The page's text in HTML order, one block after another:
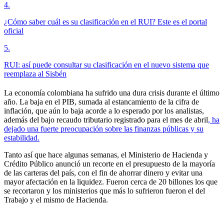
4.
¿Cómo saber cuál es su clasificación en el RUI? Este es el portal
oficial
5.
RUI: así puede consultar su clasificación en el nuevo sistema que
reemplaza al Sisbén
La economía colombiana ha sufrido una dura crisis durante el último
año. La baja en el PIB, sumada al estancamiento de la cifra de
inflación, que aún lo baja acorde a lo esperado por los analistas,
además del bajo recaudo tributario registrado para el mes de abril, ha
dejado una fuerte preocupación sobre las finanzas públicas y su
estabilidad.
Tanto así que hace algunas semanas, el Ministerio de Hacienda y
Crédito Público anunció un recorte en el presupuesto de la mayoría
de las carteras del país, con el fin de ahorrar dinero y evitar una
mayor afectación en la liquidez. Fueron cerca de 20 billones los que
se recortaron y los ministerios que más lo sufrieron fueron el del
Trabajo y el mismo de Hacienda.